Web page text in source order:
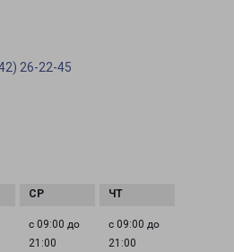
26-22-45
с 09:00 до
21:00
с 09:00 до
21:00